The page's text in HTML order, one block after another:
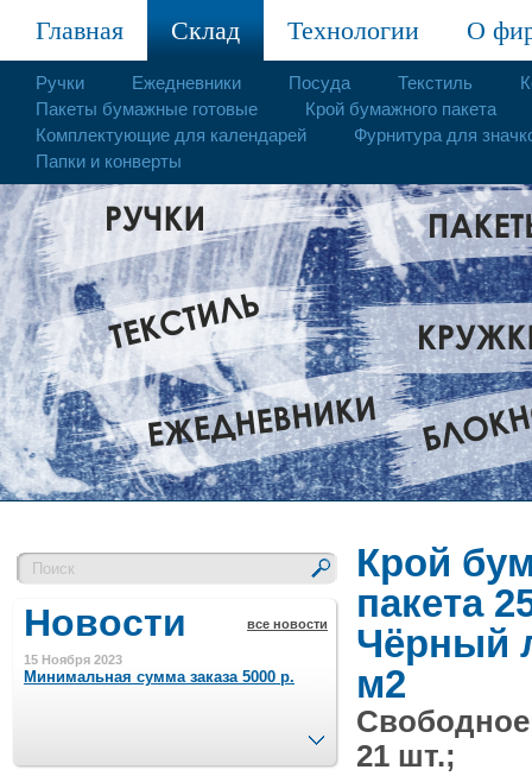
Главная Склад Технологии О
Ручки Ежедневники Посуда Текстиль
Пакеты бумажные готовые
Крой бумажного пакета
Комплектующие для календарей
Фурнитура для
Папки и конверты
Новости все новости
15 Ноября 2023
Минимальная сумма заказа 5000 р.
Шляпные коробочки производим
След.
Крой
пакета
Чёрный
м2
21 шт.;